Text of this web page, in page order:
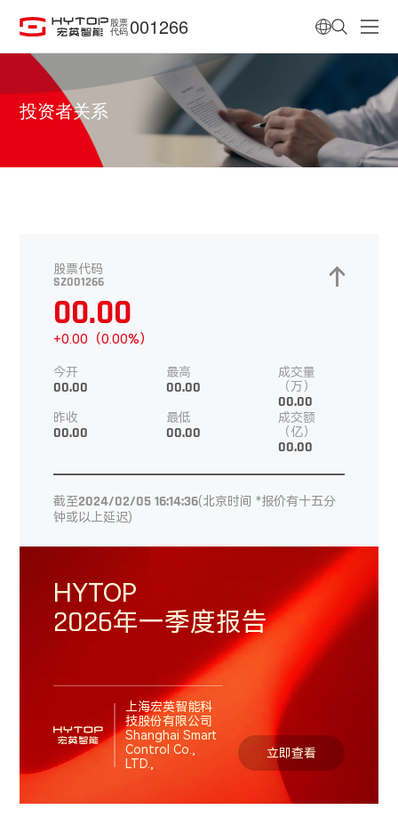
股票
代码 001266
投资者关系